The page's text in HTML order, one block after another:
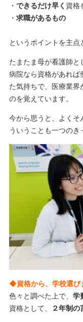
・ できるだけ早く 資格
・ 求職があるもの
というポイントを主点
たまたま母が看護師と
病院なら資格があれば
た気持ちで、医療業界
のを覚えています。
今から思うと、よくそ
ういうことも一つのき
◆資格から、学校選び
色々と調べた上で、 学
資格として、
２年制の